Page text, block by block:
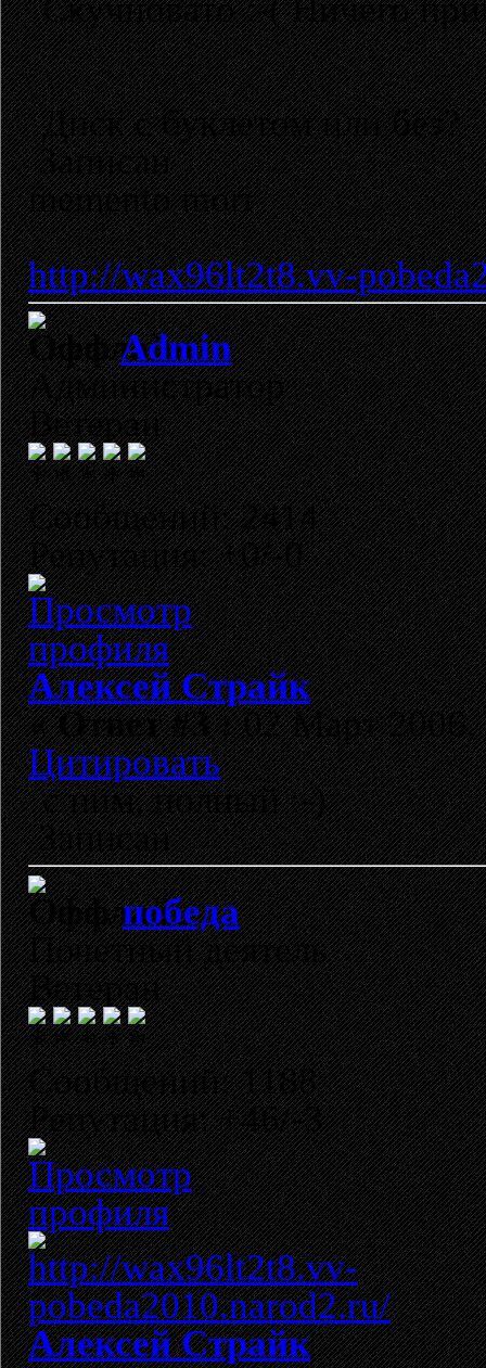
Скучновато :-( Ничего
Диск с буклетом или без?
Записан
memento mori
http://wax96lt2t8.vv-
Admin
Администратор
Ветеран
Сообщений: 2414
Репутация: +0/-0
Алексей Страйк
«Ответ #3 :02 Март 2006,
Цитировать
с ним, полный :-)
Записан
победа
Почетный деятель
Ветеран
Сообщений: 1188
Репутация: +46/-3
Алексей Страйк